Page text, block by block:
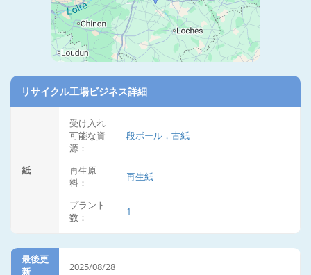
リサイクル工場ビジネス詳細
紙
受け入れ
可能な資
源：
段ボール，古紙
再生原
料：
再生紙
プラント
数：
1
最後更
新
2025/08/28